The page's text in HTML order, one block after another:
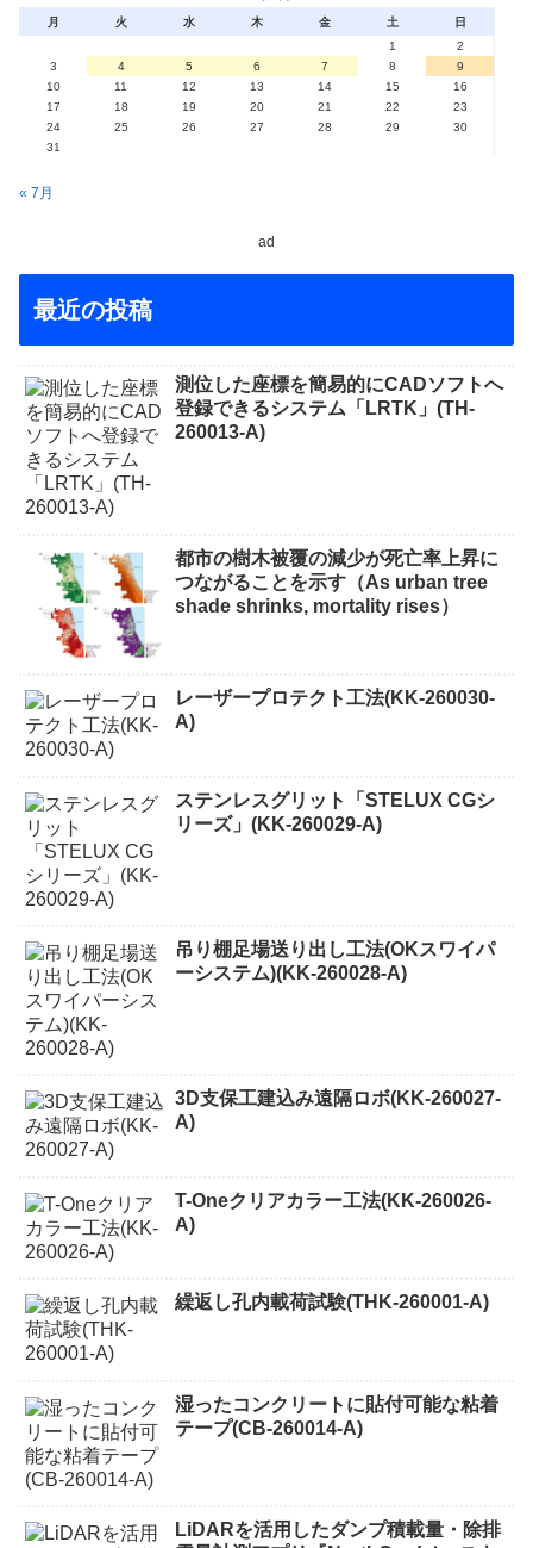
月 火 水 木 金 土
日
1
2
3
4 5 6 7 8
9
10
11 12 13 14 15
16
17
18 19 20 21 22
23
24
25 26 27 28 29
30
31
« 7月
ad
最近の投稿
測位した座標を簡易的にCADソフトへ
登録できるシステム「LRTK」(TH-
260013-A)
都市の樹木被覆の減少が死亡率上昇に
つながることを示す（As urban tree
shade shrinks, mortality rises）
レーザープロテクト⼯法(KK-260030-
A)
ステンレスグリット「STELUX CGシ
リーズ」(KK-260029-A)
吊り棚足場送り出し工法(OKスワイパ
ーシステム)(KK-260028-A)
3D支保工建込み遠隔ロボ(KK-260027-
A)
T-Oneクリアカラー工法(KK-260026-
A)
繰返し孔内載荷試験(THK-260001-A)
湿ったコンクリートに貼付可能な粘着
テープ(CB-260014-A)
LiDARを活用したダンプ積載量・除排